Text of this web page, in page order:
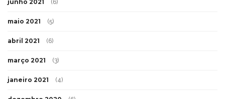
junho 2021 (6)
maio 2021 (5)
abril 2021 (6)
março 2021 (3)
janeiro 2021 (4)